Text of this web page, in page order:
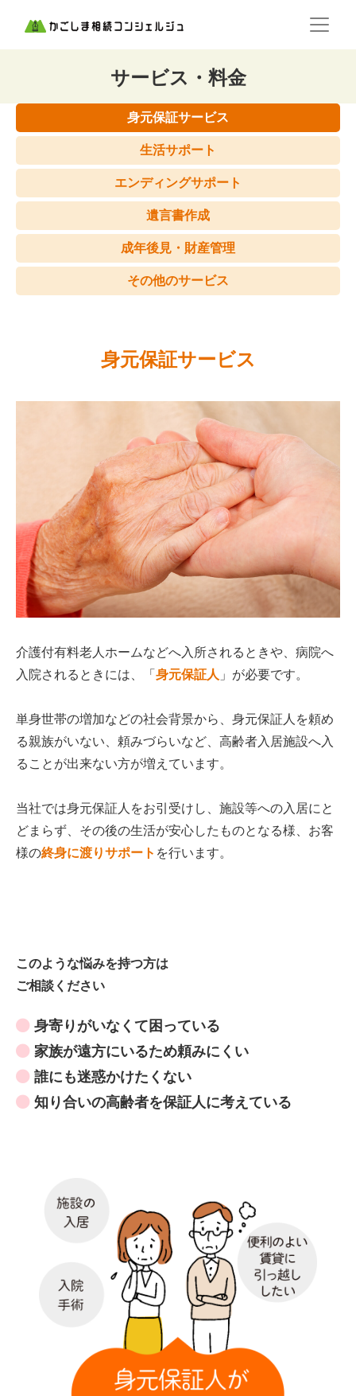
サービス・料金
身元保証サービス
生活サポート
エンディングサポート
遺言書作成
成年後見・財産管理
その他のサービス
身元保証サービス
介護付有料老人ホームなどへ入所されるときや、病院へ
入院されるときには、「 身元保証人 」が必要です。
単身世帯の増加などの社会背景から、身元保証人を頼め
る親族がいない、頼みづらいなど、高齢者入居施設へ入
ることが出来ない方が増えています。
当社では身元保証人をお引受けし、施設等への入居にと
どまらず、その後の生活が安心したものとなる様、お客
様の終身に渡りサポート を行います。
このような悩みを持つ方は
ご相談ください
身寄りがいなくて困っている
家族が遠方にいるため頼みにくい
誰にも迷惑かけたくない
知り合いの高齢者を保証人に考えている